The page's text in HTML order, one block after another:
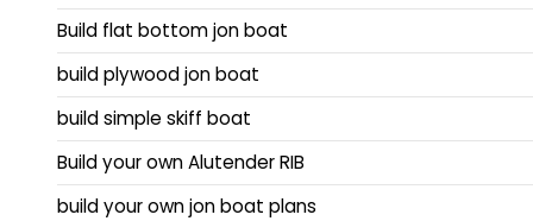
Build flat bottom jon boat
build plywood jon boat
build simple skiff boat
Build your own Alutender RIB
build your own jon boat plans